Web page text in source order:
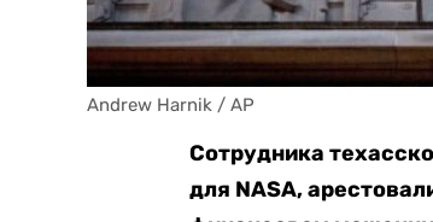
Andrew Harnik / AP
Сотрудника
для NASA,